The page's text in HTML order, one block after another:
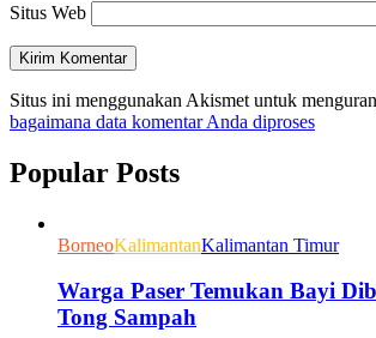
Situs Web
Situs ini menggunakan Akismet untuk
bagaimana data komentar Anda diproses
Popular Posts
BorneoKalimantanKalimantan Timur
Warga Paser Temukan Bayi
Tong Sampah